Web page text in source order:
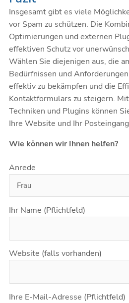
Insgesamt gibt es viele
vor Spam zu schützen. Die
Optimierungen und externen
effektiven Schutz vor
Wählen Sie diejenigen aus, die
Bedürfnissen und
effektiv zu bekämpfen und die
Kontaktformulars zu steigern.
Techniken und Plugins können
Ihre Website und Ihr
Wie können wir Ihnen helfen?
Anrede
Ihr Name (Pflichtfeld)
Website (falls vorhanden)
Ihre E-Mail-Adresse (Pflichtfeld)